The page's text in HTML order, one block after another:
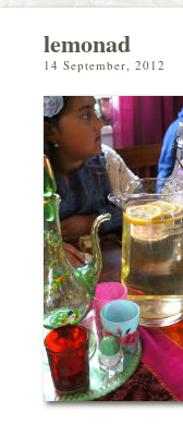
lemonad
14 September, 2012